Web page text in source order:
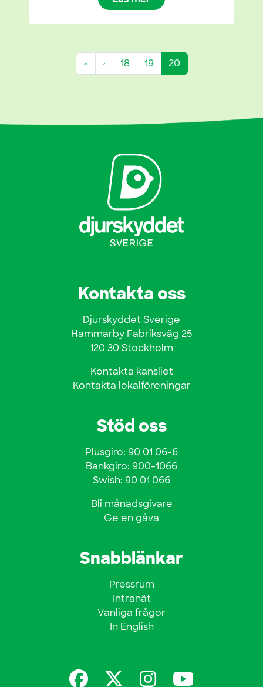
« ‹ Page
18 Page
19 Current Page
20
Kontakta oss
Djurskyddet Sverige
Hammarby Fabriksväg 25
120 30 Stockholm
Kontakta kansliet
Kontakta lokalföreningar
Stöd oss
Plusgiro: 90 01 06-6
Bankgiro: 900-1066
Swish: 90 01 066
Bli månadsgivare
Ge en gåva
Snabblänkar
Pressrum
Intranät
Vanliga frågor
In English